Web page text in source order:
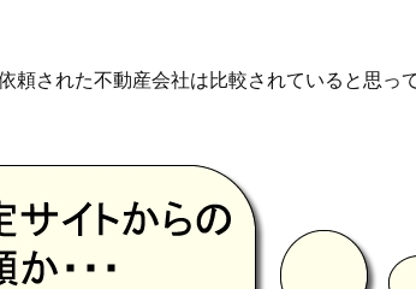
頼された不動産会社は比較されていると思っ